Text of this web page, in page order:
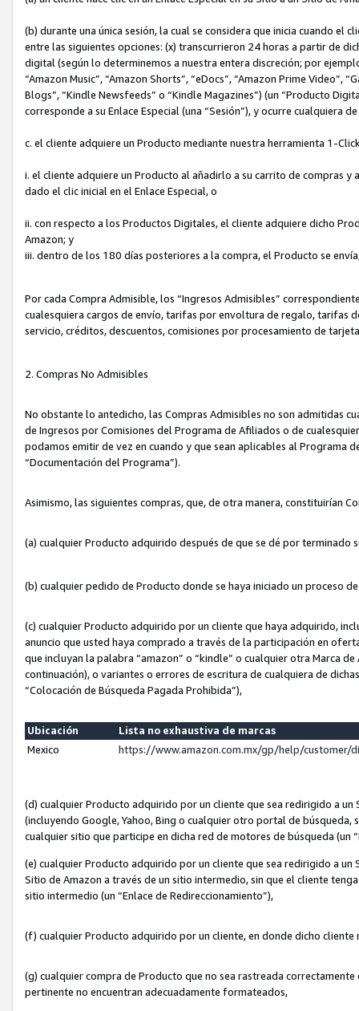
(b) durante una única sesión, la cual se considera que inicia cuando el
entre las siguientes opciones: (x) transcurrieron 24 horas a partir de
digital (según lo determinemos a nuestra entera discreción; por
“Amazon Music”, “Amazon Shorts”, “eDocs”, “Amazon Prime Video”,
Blogs”, “Kindle Newsfeeds” o “Kindle Magazines”) (un “Producto
corresponde a su Enlace Especial (una “Sesión”), y ocurre cualquiera
c. el cliente adquiere un Producto mediante nuestra herramienta 1-
i. el cliente adquiere un Producto al añadirlo a su carrito de compras
dado el clic inicial en el Enlace Especial, o
ii. con respecto a los Productos Digitales, el cliente adquiere dicho
Amazon; y
iii. dentro de los 180 días posteriores a la compra, el Producto se
Por cada Compra Admisible, los “Ingresos Admisibles”
cualesquiera cargos de envío, tarifas por envoltura de regalo, tarifas
servicio, créditos, descuentos, comisiones por procesamiento de
2. Compras No Admisibles
No obstante lo antedicho, las Compras Admisibles no son admitidas
de Ingresos por Comisiones del Programa de Afiliados o de
podamos emitir de vez en cuando y que sean aplicables al Programa
“Documentación del Programa”).
Asimismo, las siguientes compras, que, de otra manera, constituirían
(a) cualquier Producto adquirido después de que se dé por terminado
(b) cualquier pedido de Producto donde se haya iniciado un proceso
(c) cualquier Producto adquirido por un cliente que haya adquirido,
anuncio que usted haya comprado a través de la participación en
que incluyan la palabra “amazon” o “kindle” o cualquier otra Marca
continuación), o variantes o errores de escritura de cualquiera de
“Colocación de Búsqueda Pagada Prohibida”),
Ubicación
Lista no exhaustiva de marcas
Mexico
https://www.amazon.com.mx/gp/help/customer/
(d) cualquier Producto adquirido por un cliente que sea redirigido a
(incluyendo Google, Yahoo, Bing o cualquier otro portal de
cualquier sitio que participe en dicha red de motores de búsqueda (un
(e) cualquier Producto adquirido por un cliente que sea redirigido a un
Sitio de Amazon a través de un sitio intermedio, sin que el cliente
sitio intermedio (un “Enlace de Redireccionamiento”),
(f) cualquier Producto adquirido por un cliente, en donde dicho
(g) cualquier compra de Producto que no sea rastreada
pertinente no encuentran adecuadamente formateados,